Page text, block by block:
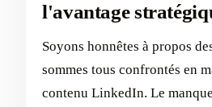
l'avantage
Soyons honnêtes à propos
sommes tous confrontés en
contenu LinkedIn. Le